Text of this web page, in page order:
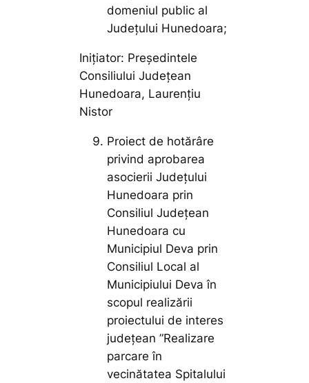
domeniul public al
Județului Hunedoara;
Inițiator: Președintele
Consiliului Județean
Hunedoara, Laurențiu
Nistor
Proiect de hotărâre
privind aprobarea
asocierii Județului
Hunedoara prin
Consiliul Județean
Hunedoara cu
Municipiul Deva prin
Consiliul Local al
Municipiului Deva în
scopul realizării
proiectului de interes
județean ”Realizare
parcare în
vecinătatea Spitalului